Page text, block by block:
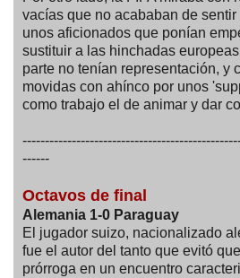
vacías que no acababan de
unos aficionados que ponían
sustituir a las hinchadas
parte no tenían representación, y
movidas con ahínco por unos
como trabajo el de animar y dar
------
Octavos de final
Alemania 1-0 Paraguay
El jugador suizo, nacionalizado
fue el autor del tanto que evitó
prórroga en un encuentro